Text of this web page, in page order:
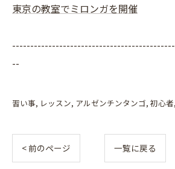
東京の教室でミロンガを開催
--
習い事 レッスン アルゼンチンタンゴ 初心者
< 前のページ 一覧に戻る